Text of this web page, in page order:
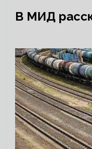
В МИД